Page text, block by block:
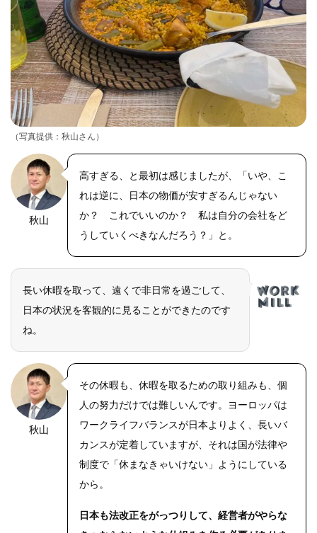
（写真提供：秋山さん）
OLYMPUS
秋山
高すぎる、と最初は感じましたが、「いや、こ
れは逆に、日本の物価が安すぎるんじゃない
か？ これでいいのか？ 私は自分の会社をど
うしていくべきなんだろう？」と。
長い休暇を取って、遠くで非日常を過ごして、
日本の状況を客観的に見ることができたのです
ね。
OLYMPUS
秋山
その休暇も、休暇を取るための取り組みも、個
人の努力だけでは難しいんです。ヨーロッパは
ワークライフバランスが日本よりよく、長いバ
カンスが定着していますが、それは国が法律や
制度で「休まなきゃいけない」ようにしている
から。
日本も法改正をがっつりして、経営者がやらな